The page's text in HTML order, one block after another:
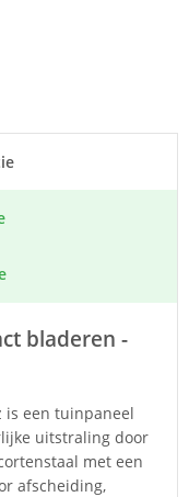
bladeren -
is een tuinpaneel
uitstraling door
met een
afscheiding,